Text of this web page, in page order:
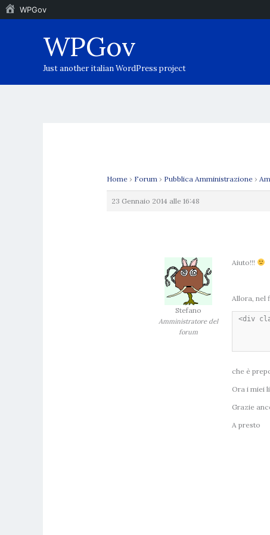
WPGov
WPGov
Just another italian WordPress project
Home › Forum › Pubblica Amministrazione ›
23 Gennaio 2014 alle 16:48
Stefano
Amministratore del
forum
Aiuto!!!
Allora, nel
<div
che è
Ora i miei
Grazie
A presto